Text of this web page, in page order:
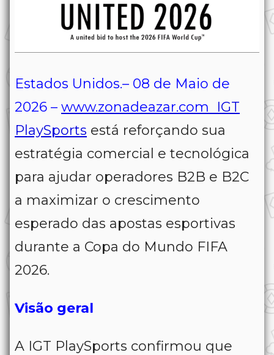
Estados Unidos.– 08 de Maio de
2026 – www.zonadeazar.com
IGT
PlaySports está reforçando sua
estratégia comercial e tecnológica
para ajudar operadores B2B e B2C
a maximizar o crescimento
esperado das apostas esportivas
durante a Copa do Mundo FIFA
2026.
Visão geral
A IGT PlaySports confirmou que